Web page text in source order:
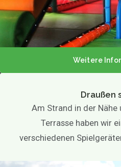
Weitere
Draußen
Am Strand in der
Terrasse haben wir
verschiedenen